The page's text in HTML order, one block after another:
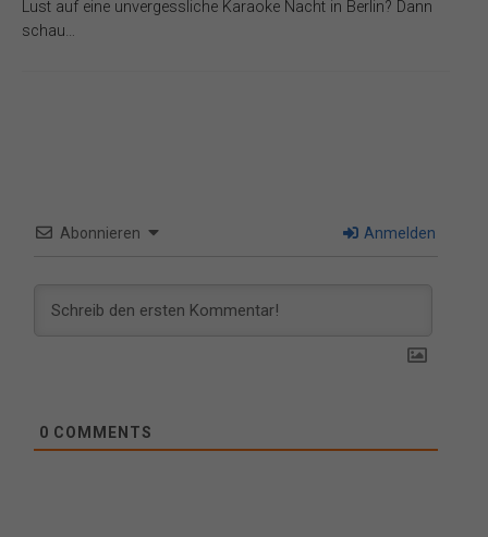
Lust auf eine unvergessliche Karaoke Nacht in Berlin? Dann
schau…
Abonnieren Anmelden
0 COMMENTS